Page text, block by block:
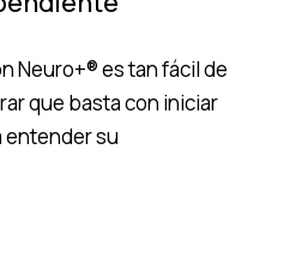
Neuro+® es tan fácil de
que basta con iniciar
entender su